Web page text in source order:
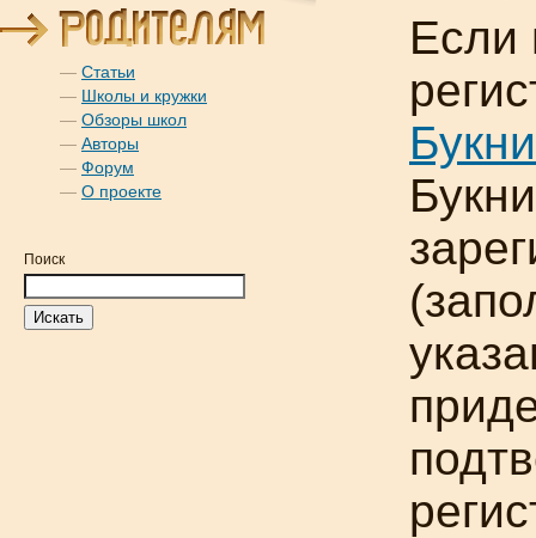
— Статьи
— Школы и кружки
— Обзоры школ
— Авторы
— Форум
— О проекте
Поиск
Если